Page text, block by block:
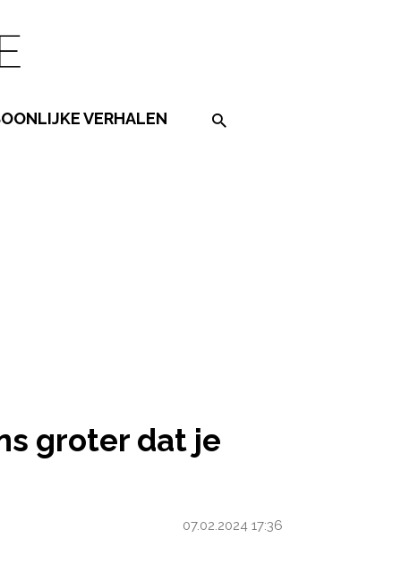
VERHALEN Search on the website
groter dat je
07.02.2024 17:36